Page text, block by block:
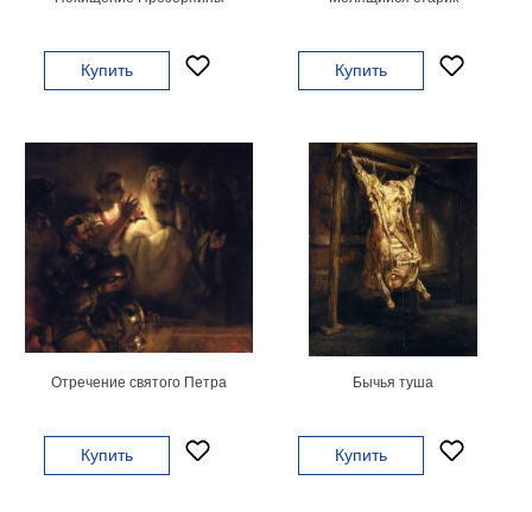
холсте
больших
работы
Купить Купить
Отречение святого Петра
Купить
Бычья туша
Купить